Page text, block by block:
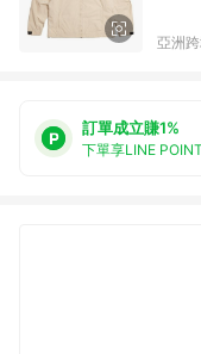
亞洲
訂單成立賺1%
下單享LINE